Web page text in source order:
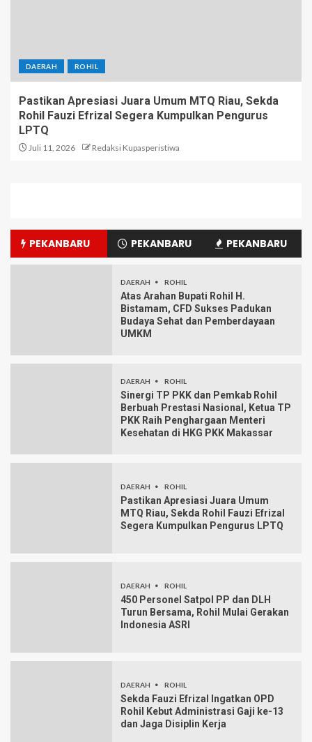
DAERAH ROHIL
Pastikan Apresiasi Juara Umum MTQ Riau, Sekda
Rohil Fauzi Efrizal Segera Kumpulkan Pengurus
LPTQ
Juli 11, 2026 Redaksi Kupasperistiwa
PEKANBARU PEKANBARU PEKANBARU
DAERAH ROHIL
Atas Arahan Bupati Rohil H.
Bistamam, CFD Sukses Padukan
Budaya Sehat dan Pemberdayaan
UMKM
DAERAH ROHIL
Sinergi TP PKK dan Pemkab Rohil
Berbuah Prestasi Nasional, Ketua TP
PKK Raih Penghargaan Menteri
Kesehatan di HKG PKK Makassar
DAERAH ROHIL
Pastikan Apresiasi Juara Umum
MTQ Riau, Sekda Rohil Fauzi Efrizal
Segera Kumpulkan Pengurus LPTQ
DAERAH ROHIL
450 Personel Satpol PP dan DLH
Turun Bersama, Rohil Mulai Gerakan
Indonesia ASRI
DAERAH ROHIL
Sekda Fauzi Efrizal Ingatkan OPD
Rohil Kebut Administrasi Gaji ke-13
dan Jaga Disiplin Kerja